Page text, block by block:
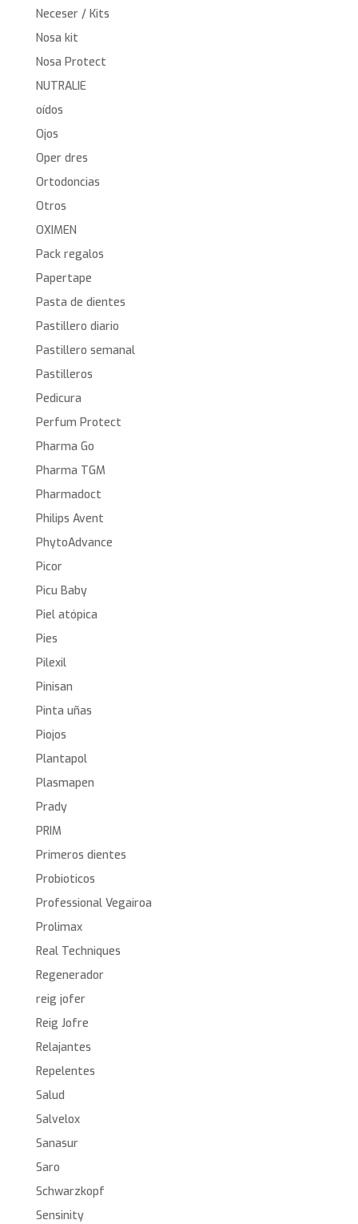
Neceser / Kits
Nosa kit
Nosa Protect
NUTRALIE
oídos
Ojos
Oper dres
Ortodoncias
Otros
OXIMEN
Pack regalos
Papertape
Pasta de dientes
Pastillero diario
Pastillero semanal
Pastilleros
Pedicura
Perfum Protect
Pharma Go
Pharma TGM
Pharmadoct
Philips Avent
PhytoAdvance
Picor
Picu Baby
Piel atópica
Pies
Pilexil
Pinisan
Pinta uñas
Piojos
Plantapol
Plasmapen
Prady
PRIM
Primeros dientes
Probioticos
Professional Vegairoa
Prolimax
Real Techniques
Regenerador
reig jofer
Reig Jofre
Relajantes
Repelentes
Salud
Salvelox
Sanasur
Saro
Schwarzkopf
Sensinity